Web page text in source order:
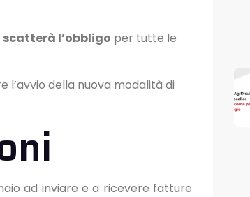
scatterà l’obbligo per tutte le
l’avvio della nuova modalità di
ad inviare e a ricevere fatture